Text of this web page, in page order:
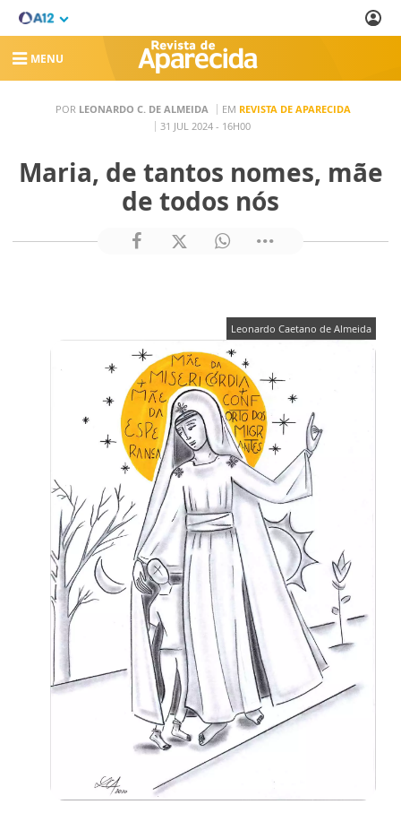
MENU
POR LEONARDO C. DE ALMEIDA EM REVISTA DE APARECIDA
31 JUL 2024 - 16H00
Maria, de tantos nomes, mãe
de todos nós
Leonardo Caetano de Almeida